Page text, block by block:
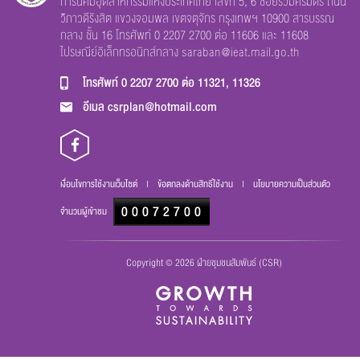
วิภาวดีรังสิต แขวงจอมพล เขตจตุจักร กรุงเทพฯ 10900 สารบรรณ
กลาง ชั้น 16 โทรศัพท์ 0 2207 2700 ต่อ 11606 และ 11608
ไปรษณีย์อิเล็กทรอนิกส์กลางsaraban@ieat.mail.go.th
โทรศัพท์0 2207 2700 ต่อ 11321, 11326
อีเมลcsrplan@hotmail.com
เงื่อนไขการใช้งานเว็บไซต์ | ข้อตกลงด้านสิทธิ์ใช้งาน | นโยบายความเป็นส่วนตัว
จำนวนผู้เข้าชม
00072700
Copyright © 2026 ฝ่ายชุมชนสัมพันธ์ (CSR)